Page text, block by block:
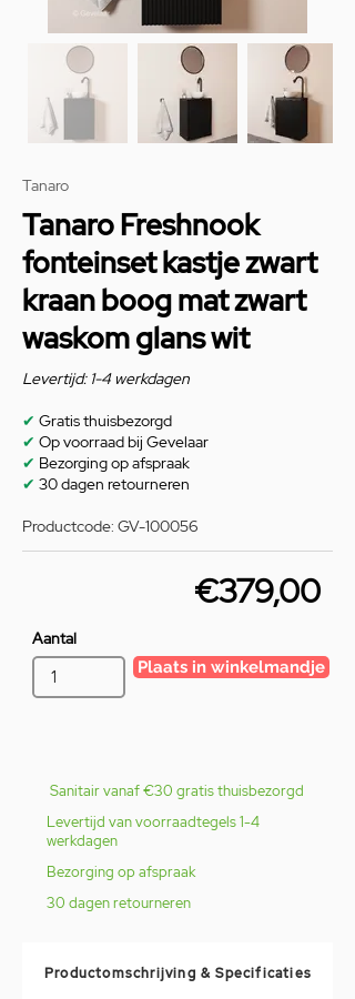
Tanaro
Tanaro Freshnook
fonteinset kastje zwart
kraan boog mat zwart
waskom glans wit
Levertijd: 1-4 werkdagen
✔ Gratis thuisbezorgd
✔ Op voorraad bij Gevelaar
✔ Bezorging op afspraak
✔ 30 dagen retourneren
Productcode: GV-100056
€379,00
Aantal
Plaats in winkelmandje
Sanitair vanaf €30 gratis thuisbezorgd
Levertijd van voorraadtegels 1-4
werkdagen
Bezorging op afspraak
30 dagen retourneren
Productomschrijving & Specificaties